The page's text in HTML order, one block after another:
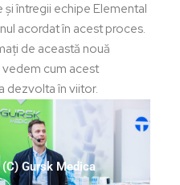
și întregii echipe Elemental
acordat în acest proces.
de această nouă
cum acest
dezvolta în viitor.
(C) Gursk Medica